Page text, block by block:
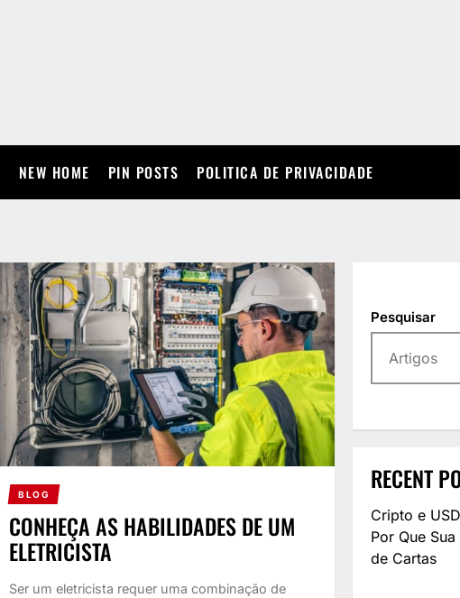
NEW HOME PIN POSTS POLITICA DE PRIVACIDADE
BLOG
CONHEÇA AS HABILIDADES DE UM
ELETRICISTA
Ser um eletricista requer uma combinação de
Pesquisar
RECENT
Cripto e
Por Que
de Cartas